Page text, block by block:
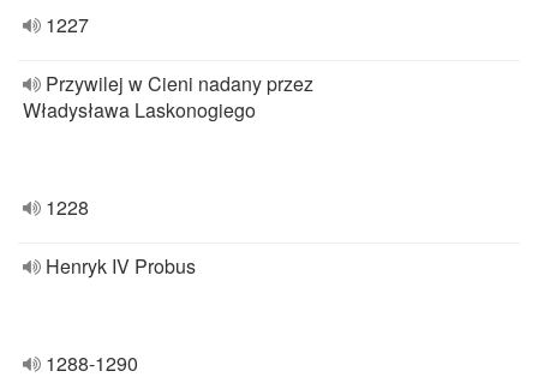
1227
Przywilej w Cieni nadany przez
Władysława Laskonogiego
1228
Henryk IV Probus
1288-1290